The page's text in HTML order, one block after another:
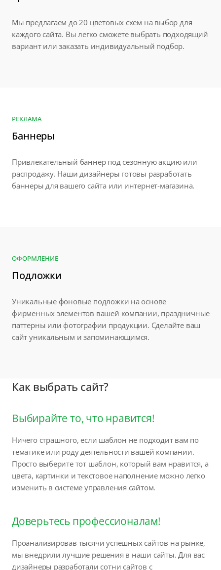
Мы предлагаем до 20 цветовых схем на выбор для
каждого сайта. Вы легко сможете выбрать подходящий
вариант или заказать индивидуальный подбор.
РЕКЛАМА
Баннеры
Привлекательный баннер под сезонную акцию или
распродажу. Наши дизайнеры готовы разработать
баннеры для вашего сайта или интернет-магазина.
ОФОРМЛЕНИЕ
Подложки
Уникальные фоновые подложки на основе
фирменных элементов вашей компании, праздничные
паттерны или фотографии продукции. Сделайте ваш
сайт уникальным и запоминающимся.
Как выбрать сайт?
Выбирайте то, что нравится!
Ничего страшного, если шаблон не подходит вам по
тематике или роду деятельности вашей компании.
Просто выберите тот шаблон, который вам нравится, а
цвета, картинки и текстовое наполнение можно легко
изменить в системе управления сайтом.
Доверьтесь профессионалам!
Проанализировав тысячи успешных сайтов на рынке,
мы внедрили лучшие решения в наши сайты. Для вас
дизайнеры разработали сотни сайтов с